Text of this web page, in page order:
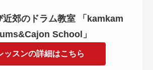
近郊のドラム教室 「kamkam
School」
ッスンの詳細はこちら